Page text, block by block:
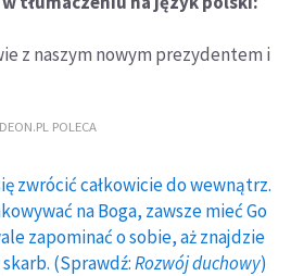
z naszym nowym prezydentem i
DEON.PL POLECA
zwrócić całkowicie do wewnątrz.
na Boga, zawsze mieć Go
zapominać o sobie, aż znajdzie
(Sprawdź:Rozwój duchowy)